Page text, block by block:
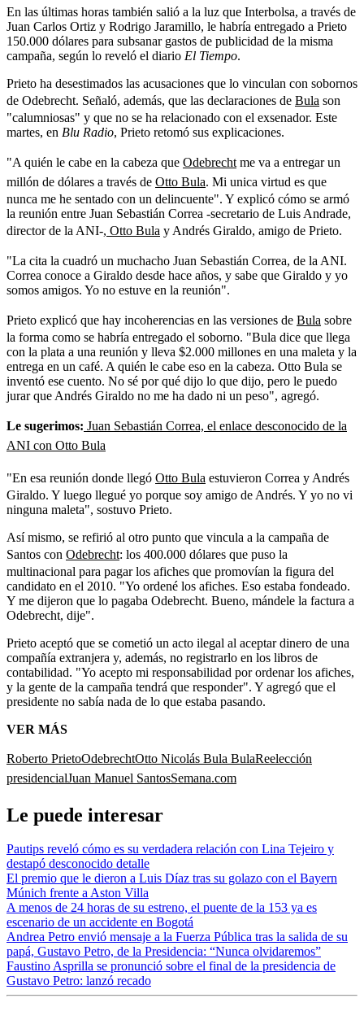
En las últimas horas también salió a la luz que Interbolsa, a través de
Juan Carlos Ortiz y Rodrigo Jaramillo, le habría entregado a Prieto
150.000 dólares para subsanar gastos de publicidad de la misma
campaña, según lo reveló el diario El Tiempo.
Prieto ha desestimados las acusaciones que lo vinculan con sobornos
de Odebrecht. Señaló, además, que las declaraciones de Bula son
"calumniosas" y que no se ha relacionado con el exsenador. Este
martes, en Blu Radio, Prieto retomó sus explicaciones.
"A quién le cabe en la cabeza que Odebrecht me va a entregar un
millón de dólares a través de Otto Bula. Mi unica virtud es que
nunca me he sentado con un delincuente". Y explicó cómo se armó
la reunión entre Juan Sebastián Correa -secretario de Luis Andrade,
director de la ANI-, Otto Bula y Andrés Giraldo, amigo de Prieto.
"La cita la cuadró un muchacho Juan Sebastián Correa, de la ANI.
Correa conoce a Giraldo desde hace años, y sabe que Giraldo y yo
somos amigos. Yo no estuve en la reunión".
Prieto explicó que hay incoherencias en las versiones de Bula sobre
la forma como se habría entregado el soborno. "Bula dice que llega
con la plata a una reunión y lleva $2.000 millones en una maleta y la
entrega en un café. A quién le cabe eso en la cabeza. Otto Bula se
inventó ese cuento. No sé por qué dijo lo que dijo, pero le puedo
jurar que Andrés Giraldo no me ha dado ni un peso", agregó.
Le sugerimos: Juan Sebastián Correa, el enlace desconocido de la
ANI con Otto Bula
"En esa reunión donde llegó Otto Bula estuvieron Correa y Andrés
Giraldo. Y luego llegué yo porque soy amigo de Andrés. Y yo no vi
ninguna maleta", sostuvo Prieto.
Así mismo, se refirió al otro punto que vincula a la campaña de
Santos con Odebrecht: los 400.000 dólares que puso la
multinacional para pagar los afiches que promovían la figura del
candidato en el 2010. "Yo ordené los afiches. Eso estaba fondeado.
Y me dijeron que lo pagaba Odebrecht. Bueno, mándele la factura a
Odebrecht, dije".
Prieto aceptó que se cometió un acto ilegal al aceptar dinero de una
compañía extranjera y, además, no registrarlo en los libros de
contabilidad. "Yo acepto mi responsabilidad por ordenar los afiches,
y la gente de la campaña tendrá que responder". Y agregó que el
presidente no sabía nada de lo que estaba pasando.
VER MÁS
Roberto PrietoOdebrechtOtto Nicolás Bula BulaReelección
presidencialJuan Manuel SantosSemana.com
Le puede interesar
Pautips reveló cómo es su verdadera relación con Lina Tejeiro y
destapó desconocido detalle
El premio que le dieron a Luis Díaz tras su golazo con el Bayern
Múnich frente a Aston Villa
A menos de 24 horas de su estreno, el puente de la 153 ya es
escenario de un accidente en Bogotá
Andrea Petro envió mensaje a la Fuerza Pública tras la salida de su
papá, Gustavo Petro, de la Presidencia: “Nunca olvidaremos”
Faustino Asprilla se pronunció sobre el final de la presidencia de
Gustavo Petro: lanzó recado